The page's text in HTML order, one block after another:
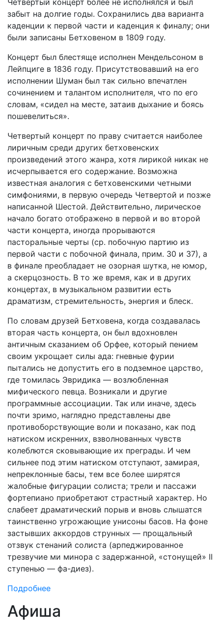
Четвертый концерт более не исполнялся и был
забыт на долгие годы. Сохранились два варианта
каденции к первой части и каденция к финалу; они
были записаны Бетховеном в 1809 году.
Концерт был блестяще исполнен Мендельсоном в
Лейпциге в 1836 году. Присутствовавший на его
исполнении Шуман был так сильно впечатлен
сочинением и талантом исполнителя, что по его
словам, «сидел на месте, затаив дыхание и боясь
пошевелиться».
Четвертый концерт по праву считается наиболее
лиричным среди других бетховенских
произведений этого жанра, хотя лирикой никак не
исчерпывается его содержание. Возможна
известная аналогия с бетховенскими четными
симфониями, в первую очередь Четвертой и позже
написанной Шестой. Действительно, лирическое
начало богато отображено в первой и во второй
части концерта, иногда прорываются
пасторальные черты (ср. побочную партию из
первой части с побочной финала, прим. 30 и 37), а
в финале преобладает не озорная шутка, не юмор,
а скерцозность. В то же время, как и в других
концертах, в музыкальном развитии есть
драматизм, стремительность, энергия и блеск.
По словам друзей Бетховена, когда создавалась
вторая часть концерта, он был вдохновлен
античным сказанием об Орфее, который пением
своим укрощает силы ада: гневные фурии
пытались не допустить его в подземное царство,
где томилась Эвридика — возлюбленная
мифического певца. Возникали и другие
программные ассоциации. Так или иначе, здесь
почти зримо, наглядно представлены две
противоборствующие воли и показано, как под
натиском искренних, взволнованных чувств
колеблются сковывающие их преграды. И чем
сильнее под этим натиском отступают, замирая,
непреклонные басы, тем все более ширятся
жалобные фигурации солиста; трели и пассажи
фортепиано приобретают страстный характер. Но
слабеет драматический порыв и вновь слышатся
таинственно угрожающие унисоны басов. На фоне
застывших аккордов струнных — прощальный
отзвук стенаний солиста (арпеджированное
трезвучие ми минора с задержанной, «стонущей» II
ступенью — фа-диез).
Подробнее
Афиша